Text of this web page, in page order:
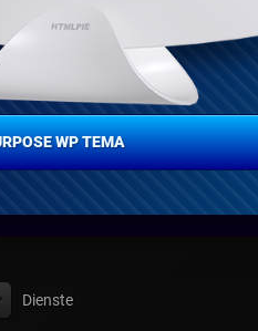
WP TEMA
Dienste